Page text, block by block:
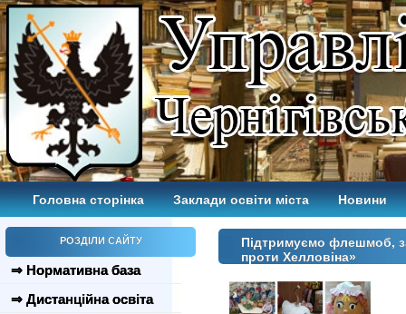
Головна сторінка Заклади освіти міста Новини
РОЗДІЛИ САЙТУ
⇒ Нормативна база
⇒ Дистанційна освіта
Підтримуємо флешмоб,
проти Хелловіна»